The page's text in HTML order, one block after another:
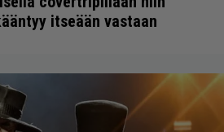
itseään vastaan